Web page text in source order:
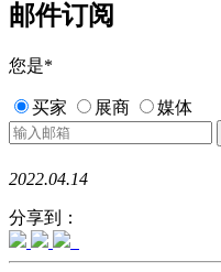
邮件订阅
您是*
买家 展商 媒体
2022.04.14
分享到：